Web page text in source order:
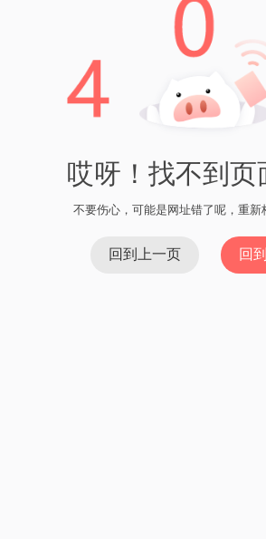
哎呀！找不到页
不要伤心，可能是网址错了呢，重新
回到上一页 回